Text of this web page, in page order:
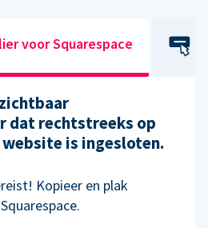
voor Squarespace
dat rechtstreeks op
is ingesloten.
Kopieer en plak